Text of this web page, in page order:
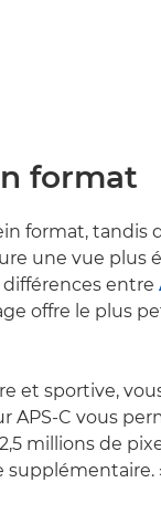
format
format, tandis
une vue plus
différences entre
offre le plus
et sportive,
APS-C vous
millions de
supplémentaire.